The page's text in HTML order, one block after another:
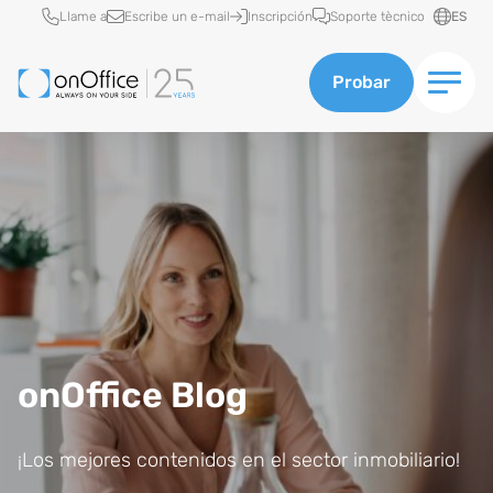
Acceso rápido
Llame a Escribe un e-mail Inscripción Soporte tècnico ES
Probar
onOffice Blog
¡Los mejores contenidos en el sector inmobiliario!